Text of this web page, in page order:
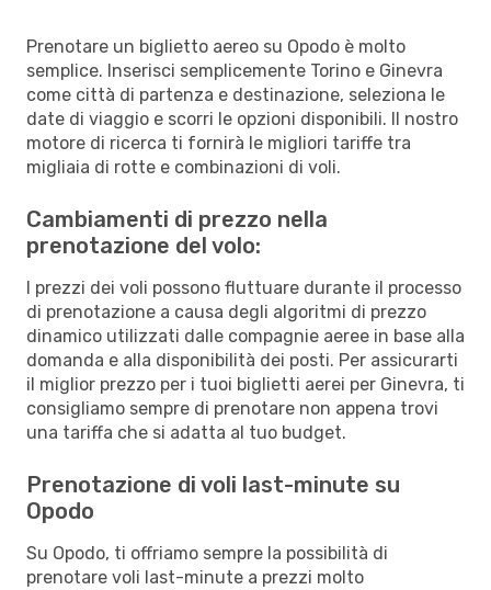
Prenotare un biglietto aereo su Opodo è molto
semplice. Inserisci semplicemente Torino e Ginevra
come città di partenza e destinazione, seleziona le
date di viaggio e scorri le opzioni disponibili. Il nostro
motore di ricerca ti fornirà le migliori tariffe tra
migliaia di rotte e combinazioni di voli.
Cambiamenti di prezzo nella
prenotazione del volo:
I prezzi dei voli possono fluttuare durante il processo
di prenotazione a causa degli algoritmi di prezzo
dinamico utilizzati dalle compagnie aeree in base alla
domanda e alla disponibilità dei posti. Per assicurarti
il miglior prezzo per i tuoi biglietti aerei per Ginevra, ti
consigliamo sempre di prenotare non appena trovi
una tariffa che si adatta al tuo budget.
Prenotazione di voli last-minute su
Opodo
Su Opodo, ti offriamo sempre la possibilità di
prenotare voli last-minute a prezzi molto